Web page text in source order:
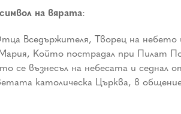
на вярата:
Вседържителя, Творец на
Който пострадал при Пилат
се възнесъл на небесата и
католическа Църква, в